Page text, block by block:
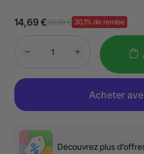
14,69 €20,99 € 30,1% de remise
Découvrez plus